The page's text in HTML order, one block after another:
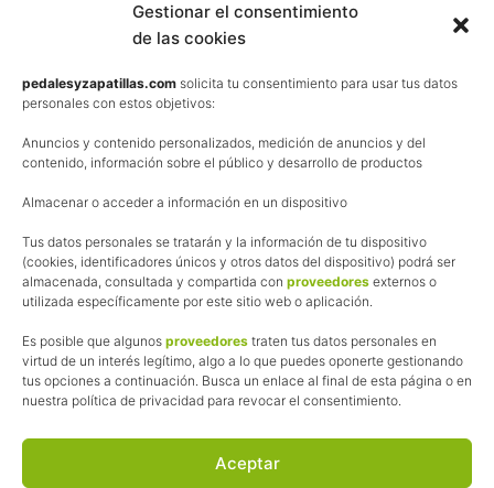
Gestionar el consentimiento
de las cookies
pedalesyzapatillas.com solicita tu consentimiento para usar tus datos
personales con estos objetivos:
Anuncios y contenido personalizados, medición de anuncios y del
contenido, información sobre el público y desarrollo de productos
Almacenar o acceder a información en un dispositivo
Tus datos personales se tratarán y la información de tu dispositivo
(cookies, identificadores únicos y otros datos del dispositivo) podrá ser
almacenada, consultada y compartida con proveedores externos o
utilizada específicamente por este sitio web o aplicación.
Es posible que algunos proveedores traten tus datos personales en
virtud de un interés legítimo, algo a lo que puedes oponerte gestionando
tus opciones a continuación. Busca un enlace al final de esta página o en
nuestra política de privacidad para revocar el consentimiento.
Aceptar
Términos y condiciones de venta
Política de privacidad
Política de cookies
Afiliación
La web de Pedalesyzapatillas utiliza programas de afiliación.
¿Qué significa esto?
Cuando recomiendo algún producto, pongo enlaces a tiendas
online que utilizo y, por cada compra que realizas, me llevo
una comisión sin que a ti te cueste más dinero.
Esas comisiones me permiten seguir manteniendo esta web,
las inscripciones a muchas de las marchas para después